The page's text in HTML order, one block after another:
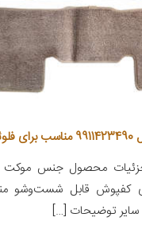
محصول جنس موکت
کفپوش قابل شست‌وشو
سایر توضیحات […]